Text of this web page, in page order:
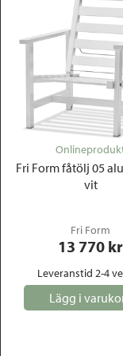
Fri Form fåtölj 05
vit
Fri Form
13 770 kr
Leveranstid 2-4
Lägg i